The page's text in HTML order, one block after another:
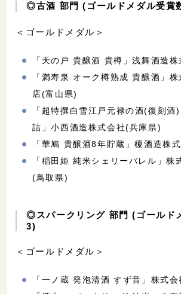
◎古酒 部門 (ゴールドメダル受賞
＜ゴールドメダル＞
「天の戸 貴醸酒 貴樽」浅舞酒造
「満寿泉 オーク樽熟成 貴醸酒」
店(富山県)
「超特撰白雪江戸元禄の酒(復刻
詰」小西酒造株式会社(兵庫県)
「華鳩 貴醸酒8年貯蔵」榎酒造株
「稲田姫 純米シェリーバレル」株
(鳥取県)
◎スパークリング 部門 (ゴールド
3)
＜ゴールドメダル＞
「一ノ蔵 発泡清酒 すず音」株式